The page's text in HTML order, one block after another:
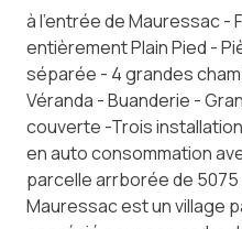
à l'entrée de Mauressac -
entièrement Plain Pied -
séparée - 4 grandes
Véranda - Buanderie -
couverte -Trois
en auto consommation
parcelle arrborée de 5075
Mauressac est un village